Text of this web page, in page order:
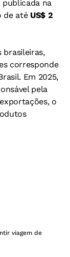
publicada na
de até US$ 2
brasileiras,
corresponde
Em 2025,
pela
o
viagem de